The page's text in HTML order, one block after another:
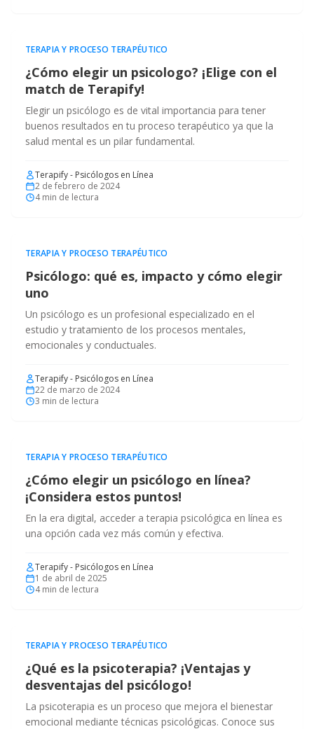
TERAPIA Y PROCESO TERAPÉUTICO
¿Cómo elegir un psicologo? ¡Elige con el
match de Terapify!
Elegir un psicólogo es de vital importancia para tener
buenos resultados en tu proceso terapéutico ya que la
salud mental es un pilar fundamental.
Terapify - Psicólogos en Línea
2 de febrero de 2024
4min de lectura
TERAPIA Y PROCESO TERAPÉUTICO
Psicólogo: qué es, impacto y cómo elegir
uno
Un psicólogo es un profesional especializado en el
estudio y tratamiento de los procesos mentales,
emocionales y conductuales.
Terapify - Psicólogos en Línea
22 de marzo de 2024
3 min de lectura
TERAPIA Y PROCESO TERAPÉUTICO
¿Cómo elegir un psicólogo en línea?
¡Considera estos puntos!
En la era digital, acceder a terapia psicológica en línea es
una opción cada vez más común y efectiva.
Terapify - Psicólogos en Línea
1 de abril de 2025
4min de lectura
TERAPIA Y PROCESO TERAPÉUTICO
¿Qué es la psicoterapia? ¡Ventajas y
desventajas del psicólogo!
La psicoterapia es un proceso que mejora el bienestar
emocional mediante técnicas psicológicas. Conoce sus